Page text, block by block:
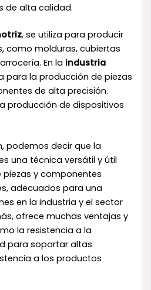
de alta calidad.
, se utiliza para producir
como molduras, cubiertas
En la industria
para la producción de piezas
de alta precisión.
producción de dispositivos
podemos decir que la
una técnica versátil y útil
y componentes
adecuados para una
en la industria y el sector
ofrece muchas ventajas y
la resistencia a la
para soportar altas
a los productos